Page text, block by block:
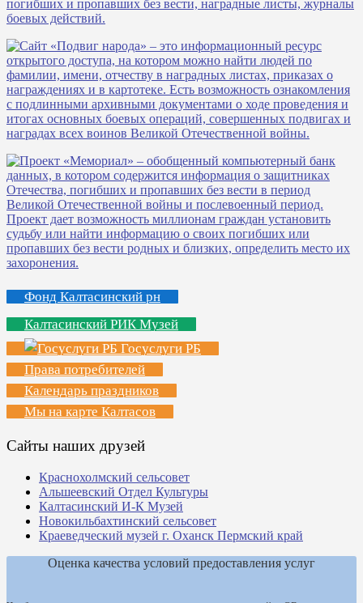
Фонд Калтасинский рн
Калтасинский РИК Музей
Госуслуги РБ
Права потребителей
Календарь праздников
Мы на карте Калтасов
Сайты наших друзей
Краснохолмский сельсовет
Альшеевский Отдел Культуры
Калтасинский И-К Музей
Новокильбахтинский сельсовет
Краеведческий музей г. Оханск Пермский край
Оценка качества условий предоставления услуг